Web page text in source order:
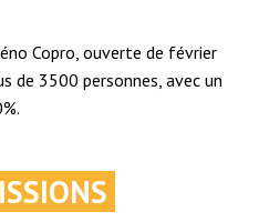
Copro, ouverte de février
de 3500 personnes, avec un